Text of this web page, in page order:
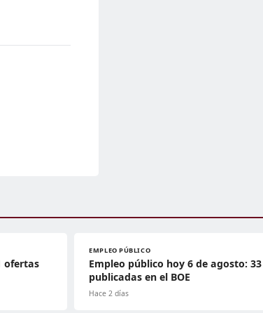
ofertas
EMPLEO PÚBLICO
Empleo público hoy 6 de agosto:
publicadas en el BOE
Hace 2 días